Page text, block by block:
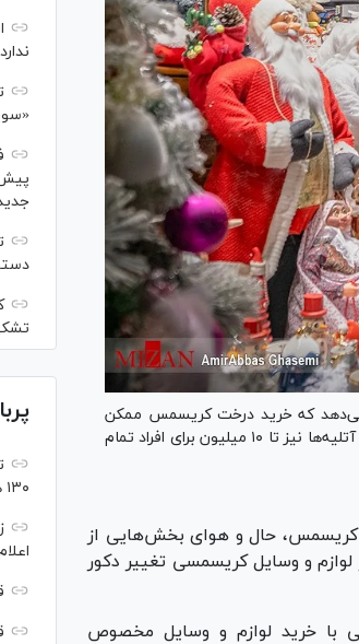
می‌دهد که خرید درخت کریسمس ممکن
است حدود ۲۴ میلیون تومان هزینه داشته باشد و عکاسی با دکور این جشن در آتلیه‌ها نیز تا ۱۰ میلیون برای افراد تمام
کریسمس، حال و هوای بخش‌هایی از
لوازم و وسایل کریسمسی تغییر دکور
با خرید لوازم و وسایل مخصوص
ندارد
۱۳۰ هزار واحد رشد کرد